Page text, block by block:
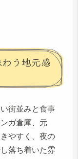
う地元感
街並みと食事
ガ倉庫、元
やすく、夜の
落ち着いた雰